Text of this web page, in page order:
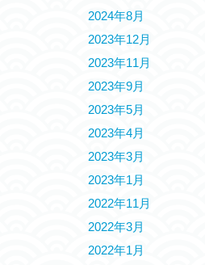
2024年8月
2023年12月
2023年11月
2023年9月
2023年5月
2023年4月
2023年3月
2023年1月
2022年11月
2022年3月
2022年1月